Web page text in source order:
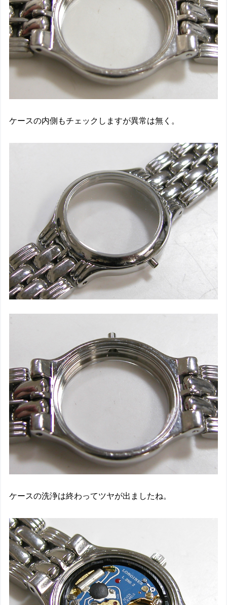
ケースの内側もチェックしますが異常は無く。
ケースの洗浄は終わってツヤが出ましたね。